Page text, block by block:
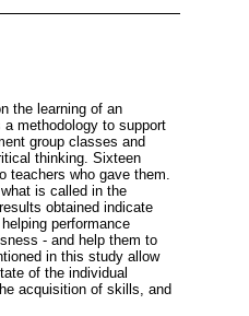
the learning of an
methodology to support
group classes and
thinking. Sixteen
teachers who gave them.
is called in the
obtained indicate
performance
- and help them to
in this study allow
of the individual
acquisition of skills, and